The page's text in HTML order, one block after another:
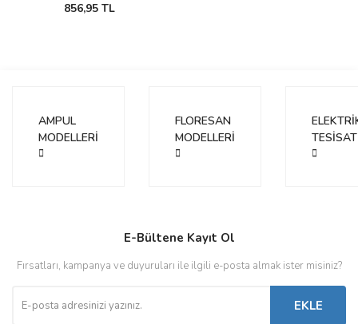
856,95 TL
AMPUL
MODELLERİ
FLORESAN
MODELLERİ
TESİSAT
E-Bültene Kayıt Ol
Fırsatları, kampanya ve duyuruları ile ilgili e-posta almak ister misiniz?
EKLE